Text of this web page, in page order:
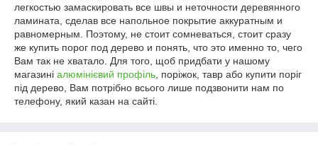
легкостью замаскировать все швы и неточности деревянного
ламината, сделав все напольное покрытие аккуратным и
равномерным. Поэтому, не стоит сомневаться, стоит сразу
же купить порог под дерево и понять, что это именно то, чего
Вам так не хватало. Для того, щоб придбати у нашому
магазині алюмінієвий профіль , поріжок, тавр або купити поріг
під дерево, Вам потрібно всього лише подзвонити нам по
телефону, який казан на сайті.